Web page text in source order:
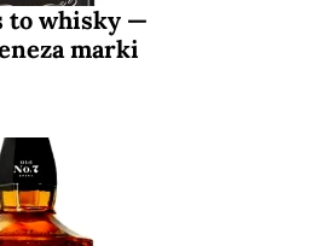
to whisky —
marki